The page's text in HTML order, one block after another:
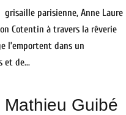
grisaille parisienne, Anne Laure
Cotentin à travers la rêverie
l’emportent dans un
et de...
Mathieu Guibé